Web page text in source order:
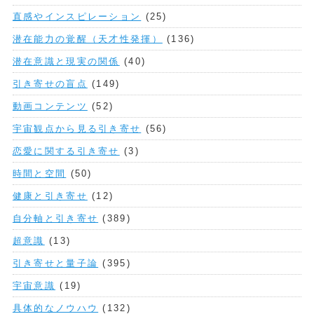
直感やインスピレーション (25)
潜在能力の覚醒（天才性発揮） (136)
潜在意識と現実の関係 (40)
引き寄せの盲点 (149)
動画コンテンツ (52)
宇宙観点から見る引き寄せ (56)
恋愛に関する引き寄せ (3)
時間と空間 (50)
健康と引き寄せ (12)
自分軸と引き寄せ (389)
超意識 (13)
引き寄せと量子論 (395)
宇宙意識 (19)
具体的なノウハウ (132)